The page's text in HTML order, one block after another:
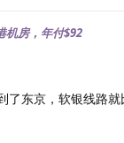
机房，年付$92
了东京，软银线路